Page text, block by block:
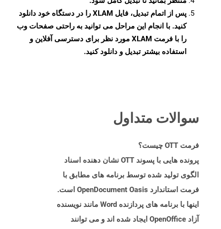
پس از اتمام تبدیل، فایل XLAM را در دستگاه خود دانلود
کنید. با انجام این مراحل می توانید به راحتی صفحات وب
را با فرمت XLAM مورد نظر برای دسترسی آفلاین و
استفاده بیشتر تبدیل و دانلود کنید.
سوالات متداول
فرمت OTT چیست؟
پرونده هایی با پسوند OTT نشان دهنده اسناد
الگوی تولید شده توسط برنامه های مطابق با
فرمت استاندارد OpenDocument Oasis است.
اینها با برنامه های پردازنده Word مانند نویسنده
آزاد OpenOffice ایجاد شده اند و می توانند